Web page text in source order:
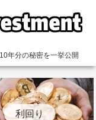
年分の秘密を一挙公開
利回り